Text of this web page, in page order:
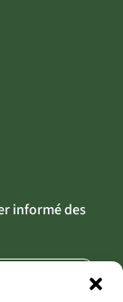
informé des